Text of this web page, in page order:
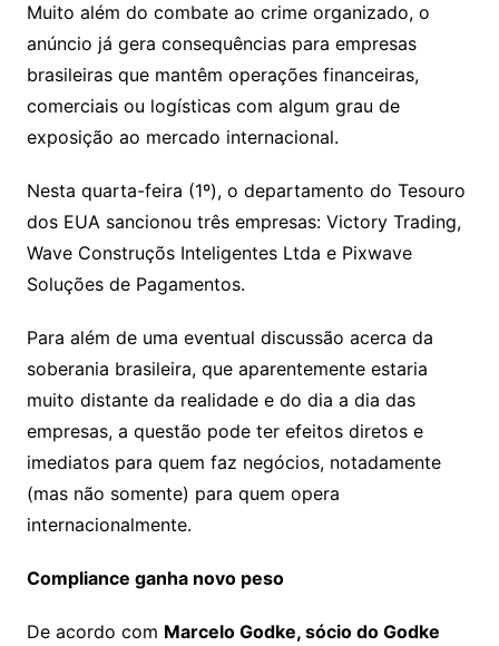
Muito além do combate ao crime organizado, o
anúncio já gera consequências para empresas
brasileiras que mantêm operações financeiras,
comerciais ou logísticas com algum grau de
exposição ao mercado internacional.
Nesta quarta-feira (1º), o departamento do Tesouro
dos EUA sancionou três empresas: Victory Trading,
Wave Construçõs Inteligentes Ltda e Pixwave
Soluções de Pagamentos.
Para além de uma eventual discussão acerca da
soberania brasileira, que aparentemente estaria
muito distante da realidade e do dia a dia das
empresas, a questão pode ter efeitos diretos e
imediatos para quem faz negócios, notadamente
(mas não somente) para quem opera
internacionalmente.
Compliance ganha novo peso
De acordo com Marcelo Godke, sócio do Godke